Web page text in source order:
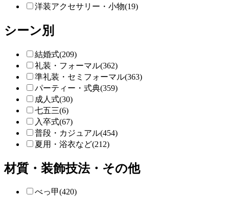
洋装アクセサリー・小物(19)
シーン別
結婚式(209)
礼装・フォーマル(362)
準礼装・セミフォーマル(363)
パーティー・式典(359)
成人式(30)
七五三(6)
入卒式(67)
普段・カジュアル(454)
夏用・浴衣など(212)
材質・装飾技法・その他
べっ甲(420)